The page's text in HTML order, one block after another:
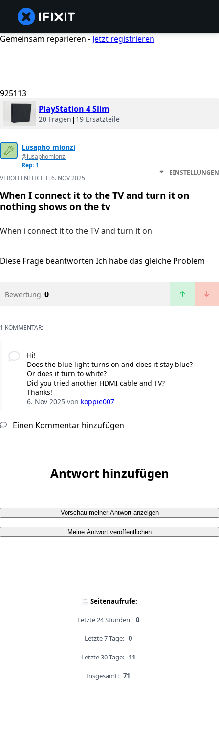
Gemeinsam reparieren - Jetzt registrieren
925113
PlayStation 4 Slim
20 Fragen | 19 Ersatzteile
Lusapho mlonzi
@lusaphomlonzi
Rep: 1
VERÖFFENTLICHT:6. NOV 2025
EINSTELLUNGEN
When I connect it to the TV and turn it on
nothing shows on the tv
When i connect it to the TV and turn it on
Diese Frage beantworten Ich habe das gleiche Problem
Bewertung 0
1 KOMMENTAR:
Hi!
Does the blue light turns on and does it stay blue?
Or does it turn to white?
Did you tried another HDMI cable and TV?
Thanks!
6. Nov 2025von koppie007
Einen Kommentar hinzufügen
Antwort hinzufügen
Vorschau meiner Antwort anzeigen
Meine Antwort veröffentlichen
Seitenaufrufe:
Letzte 24 Stunden: 0
Letzte 7 Tage: 0
Letzte 30 Tage: 11
Insgesamt: 71